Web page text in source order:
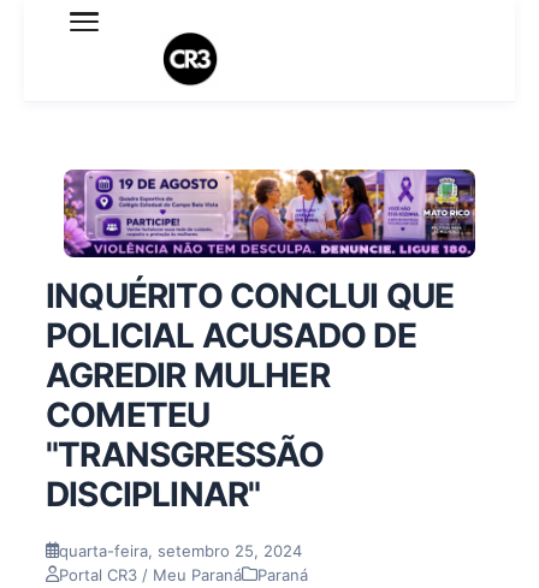
Expediente
Termo de Uso
Sobre o blog
INQUÉRITO CONCLUI QUE
POLICIAL ACUSADO DE
AGREDIR MULHER
COMETEU
"TRANSGRESSÃO
DISCIPLINAR"
quarta-feira, setembro 25, 2024
Portal CR3 / Meu Paraná
Paraná